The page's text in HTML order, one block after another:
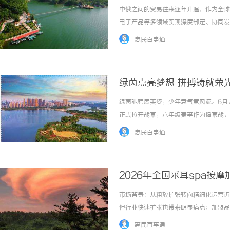
中俄之间的贸易往来逐年升温，作为全
电子产品等多领域实现深度绑定、协同
俄经贸合作不可或缺的核心支撑。在这
惠民百事通
绿茵点亮梦想 拼搏铸就
官
绿茵驰骋展英姿，少年意气竞风流。6
正式拉开战幕，六年级赛事作为揭幕战
是天马小学落实“五育并举”的重要抓
惠民百事通
2026年全国采耳spa按摩
市场背景：从粗放扩张转向精细化运营
但行业快速扩张也带来明显痛点：加盟
期短。加盟商的需求已从“找个牌子就
惠民百事通